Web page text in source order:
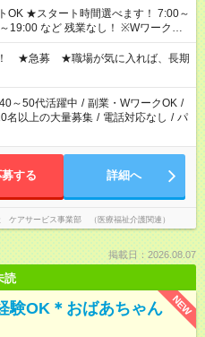
7:00～
ど 残業なし！ ※Wワークの
週40時間超の就業はご案内できませ
間以上勤務は社会保険への加入対象
日雇い派遣の原則禁止）により、
案内が難しい場合があります
！ ★急募 ★職場が気に入れば、長期
40～50代活躍中 / 副業・WワークOK /
名以上の大量募集 / 電話対応なし / パ
募する 詳細へ
ケアサービス事業部 （医療福祉介護関連）
掲載日：2026.08.07
読
NEW
験OK＊おばあちゃん